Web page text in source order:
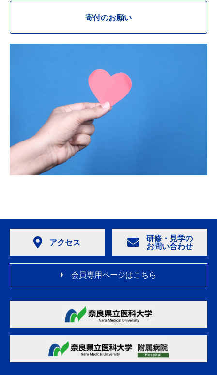
寄付のお願い
アクセス 研修・見学の
お問い合わせ
会員専用ページはこちら